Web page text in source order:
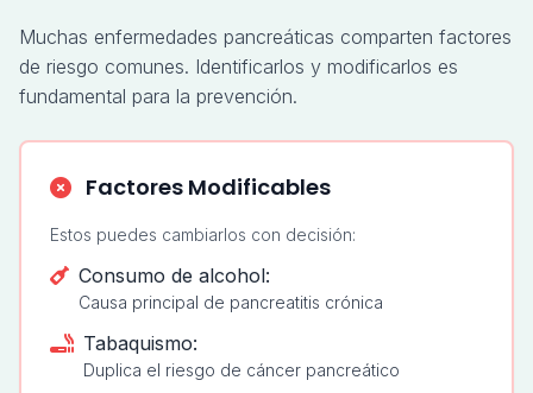
Muchas enfermedades pancreáticas comparten factores
de riesgo comunes. Identificarlos y modificarlos es
fundamental para la prevención.
Factores Modificables
Estos puedes cambiarlos con decisión:
Consumo de alcohol:
Causa principal de pancreatitis crónica
Tabaquismo:
Duplica el riesgo de cáncer pancreático